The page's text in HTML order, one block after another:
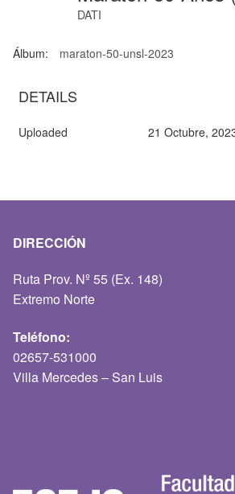
DATI
Álbum: maraton-50-unsl-2023
DETAILS
Uploaded 21 Octubre,
DIRECCIÓN
Ruta Prov. Nº 55 (Ex. 148)
Extremo Norte
Teléfono:
02657-531000
Villa Mercedes – San Luis